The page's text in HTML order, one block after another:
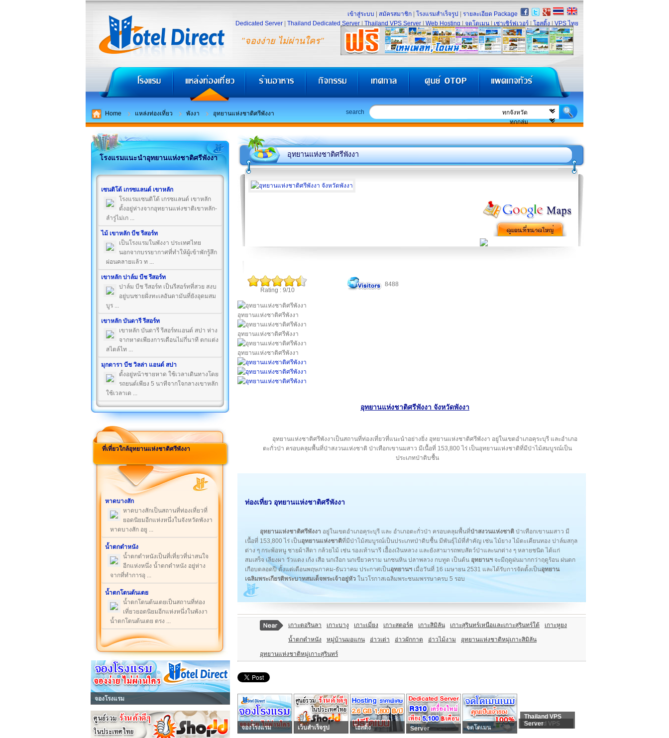
"จองง่าย ไม่ผ่านใคร"
เข้าสู่ระบบ สมัครสมาชิก โรงแรมสำเร็จรูป
รายละเอียด Package
Dedicated Server
Thailand Dedicated Server Thailand VPS Server Web Hosting จดโดเมน เช่าเซิร์ฟเวอร์ โฮสติ้ง VPS ไทย
Home แหล่งท่องเที่ยว พังงา อุทยานแห่งชาติศรีพังงา search
โรงแรมแนะนำอุทยานแห่งชาติศรีพังงา
เซนติโด้ เกรซแลนด์ เขาหลัก
โรงแรมเซนติโด้ เกรซแลนด์ เขาหลัก
ตั้งอยู่ห่างจากอุทยานแห่งชาติเขาหลัก-
ลำรู่ไม่เก ...
ไม้ เขาหลัก บีช รีสอร์ท
เป็นโรงแรมในพังงา ประเทศไทย
นอกจากบรรยากาศที่ทำให้ผู้เข้าพักรู้สึก
ผ่อนคลายแล้ว ท ...
เขาหลัก ปาล์ม บีช รีสอร์ท
ปาล์ม บีช รีสอร์ท เป็นรีสอร์ทที่สวย สงบ
อยู่บนชายฝั่งทะเลอันดามันที่ยังอุดมสม
บูร ...
เขาหลัก บันดารี รีสอร์ท
เขาหลัก บันดารี รีสอร์ทแอนด์ สปา ห่าง
จากหาดเพียงการเดือนไม่กี่นาที ตกแต่ง
สไตล์ไท ...
มุกดารา บีช วิลล่า แอนด์ สปา
ตั้งอยู่หน้าชายหาด ใช้เวลาเดินทางโดย
รถยนต์เพียง 5 นาทีจากใจกลางเขาหลัก
ใช้เวลาเด ...
ที่เที่ยวใกล้อุทยานแห่งชาติศรีพังงา
หาดบางสัก
หาดบางสักเป็นสถานที่ท่องเที่ยวที่
ยอดนิยมอีกแห่งหนึ่งในจังหวัดพังงา
หาดบางสัก อยู ...
น้ำตกตำหนัง
น้ำตกตำหนังเป็นที่เที่ยวที่น่าสนใจ
อีกแห่งหนึ่ง น้ำตกตำหนัง อยู่ห่าง
จากที่ทำการอุ ...
น้ำตกโตนต้นเตย
น้ำตกโตนต้นเตยเป็นสถานที่ท่อง
เที่ยวยอดนิยมอีกแห่งหนึ่งในพังงา
น้ำตกโตนต้นเตย ตรง ...
จองโรงแรม
อุทยานแห่งชาติศรีพังงา
Rating : 9/10
8488
อุทยานแห่งชาติศรีพังงา
อุทยานแห่งชาติศรีพังงา
อุทยานแห่งชาติศรีพังงา
อุทยานแห่งชาติศรีพังงา จังหวัดพังงา
อุทยานแห่งชาติศรีพังงาเป็นสถานที่ท่องเที่ยวที่แนะนำอย่างยิ่ง อุทยานแห่งชาติศรีพังงา อยู่ในเขตอำเภอคุระบุรี และอำเภอ
ตะกั่วป่า ครอบคลุมพื้นที่ป่าสงวนแห่งชาติ ป่าเทือกเขานมสาว มีเนื้อที่ 153,800 ไร่ เป็นอุทยานแห่งชาติที่มีป่าไม้สมบูรณ์เป็น
ประเภทป่าดิบชื้น
ท่องเที่ยว อุทยานแห่งชาติศรีพังงา
อุทยานแห่งชาติศรีพังงา อยู่ในเขตอำเภอคุระบุรี และ อำเภอตะกั่วป่า ครอบคลุมพื้นที่ป่าสงวนแห่งชาติ ป่าเทือกเขานมสาว มี
เนื้อที่ 153,800 ไร่ เป็นอุทยานแห่งชาติที่มีป่าไม้สมบูรณ์เป็นประเภทป่าดิบชื้น มีพันธุ์ไม้ที่สำคัญ เช่น ไม้ยาง ไม้ตะเคียนทอง ปาล์มสกุล
ต่าง ๆ กระพ้อหนู ชายผ้าสีดา กล้วยไม้ เช่น รองเท้านารี เอื้องเงินหลวง และยังสามารถพบสัตว์ป่าและนกต่าง ๆ หลายชนิด ได้แก่
สมเสร็จ เลียงผา วัวแดง เก้ง เสือ นกเงือก นกเขียวคราม นกชนหิน ปลาพลวง กบทูด เป็นต้น อุทยานฯ จะมีฤดูฝนมากกว่าฤดูร้อน ฝนตก
เกือบตลอดปี ตั้งแต่เดือนพฤษภาคม-ธันวาคม ประกาศเป็นอุทยานฯ เมื่อวันที่ 16 เมษายน 2531 และได้รับการจัดตั้งเป็นอุทยาน
เฉลิมพระเกียรติพระบาทสมเด็จพระเจ้าอยู่หัว ในวโรกาสเฉลิมพระชนมพรรษาครบ 5 รอบ
เกาะตอรินลา เกาะบางู เกาะเมี่ยง เกาะสตอร์ค เกาะสิมิลัน เกาะสุรินทร์เหนือและเกาะสุรินทร์ใต้ เกาะหูยง
น้ำตกตำหนัง หมู่บ้านมอแกน อ่าวเต่า อ่าวผักกาด อ่าวไม้งาม อุทยานแห่งชาติหมู่เกาะสิมิลัน
อุทยานแห่งชาติหมู่เกาะสุรินทร์
จองโรงแรม เว็บสำเร็จรูป โฮสติ้ง Server จดโดเมน
Thailand VPS
Thailand VPS
Server